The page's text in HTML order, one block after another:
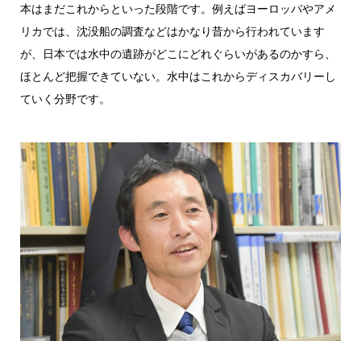
本はまだこれからといった段階です。例えばヨーロッパやアメ
リカでは、沈没船の調査などはかなり昔から行われています
が、日本では水中の遺跡がどこにどれぐらいがあるのかすら、
ほとんど把握できていない。水中はこれからディスカバリーし
ていく分野です。